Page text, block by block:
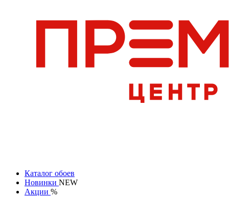
Каталог обоев
Новинки NEW
Акции %